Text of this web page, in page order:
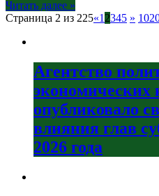
Читать далее »
Страница 2 из 225«1 2345 » 10
Агентство
опубликовало
влияния глав
2026 года